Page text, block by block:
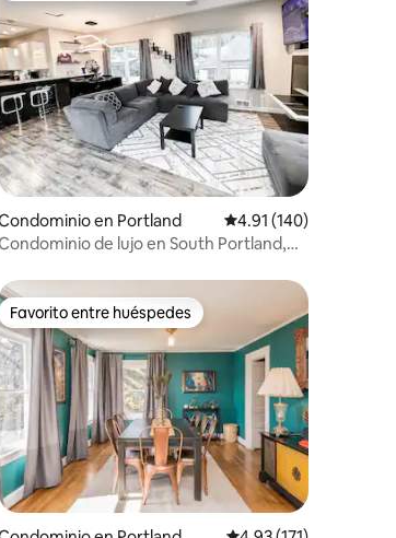
4.95 de 5; 125 evaluaciones
en Portland Calificación promedio:
4.91 (140)
de lujo en South Portland,
Favorito entre huéspedes
Favorito entre huéspedes